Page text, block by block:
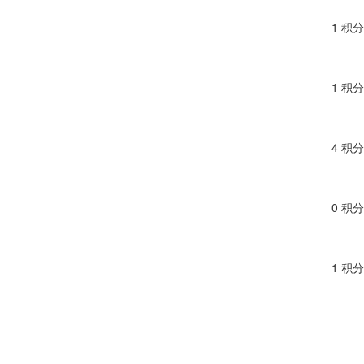
1 积分
1 积分
4 积分
0 积分
1 积分